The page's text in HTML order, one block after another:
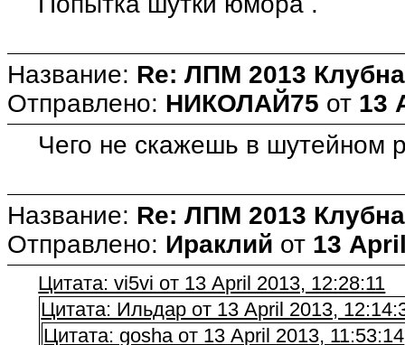
Название: Re: ЛПМ 2013
Отправлено: НИКОЛАЙ75 от 13
Чего не скажешь в шутейном
Название: Re: ЛПМ 2013
Отправлено: Ираклий от 13
Цитата: vi5vi от 13 April 2013, 12:28:11
Цитата: Ильдар от 13 April 2013,
Цитата: gosha от 13 April 2013, 11:53:14